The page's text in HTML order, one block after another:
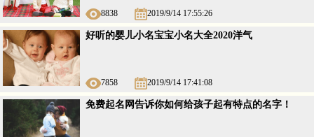
8838 2019/9/14 17:55:26
好听的婴儿小名宝宝小名大全2020洋气
7858 2019/9/14 17:41:08
免费起名网告诉你如何给孩子起有特点的名字！